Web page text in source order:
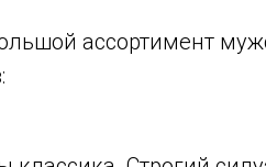
ассортимент